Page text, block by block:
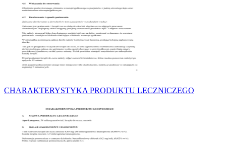
CHARAKTERYSTYKA PRODUKTU LECZNICZEGO